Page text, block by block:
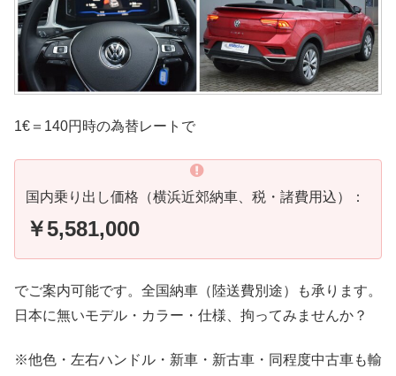
1€＝140円時の為替レートで
国内乗り出し価格（横浜近郊納車、税・諸費用込）：
￥5,581,000
でご案内可能です。全国納車（陸送費別途）も承ります。
日本に無いモデル・カラー・仕様、拘ってみませんか？
※他色・左右ハンドル・新車・新古車・同程度中古車も輸